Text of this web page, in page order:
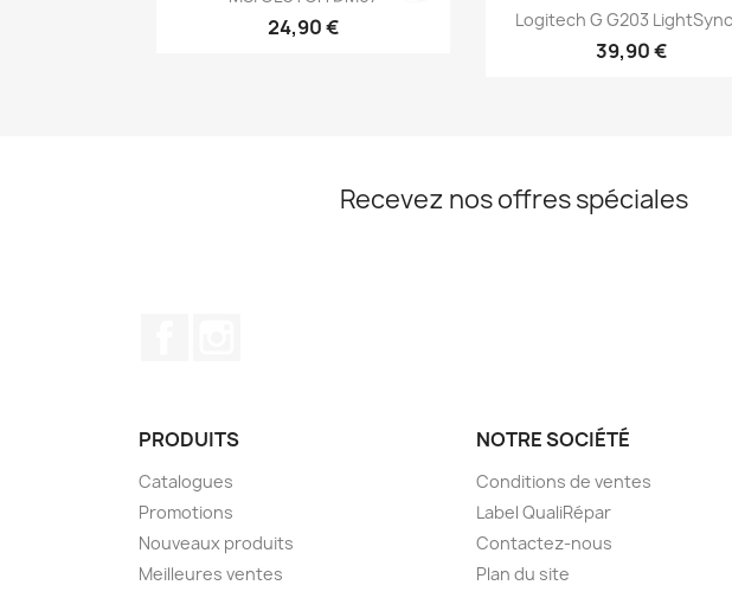
24,90 €
Aperçu rapide
Logitech G G203
39,90 €
Recevez nos offres spéciales
PRODUITS
Catalogues
Promotions
Nouveaux produits
Meilleures ventes
NOTRE SOCIÉTÉ
Conditions de ventes
Label QualiRépar
Contactez-nous
Plan du site